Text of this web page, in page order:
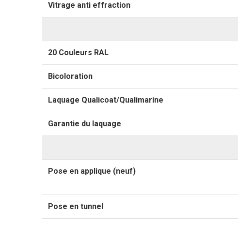
Vitrage anti effraction
20 Couleurs RAL
Bicoloration
Laquage Qualicoat/Qualimarine
Garantie du laquage
Pose en applique (neuf)
Pose en tunnel